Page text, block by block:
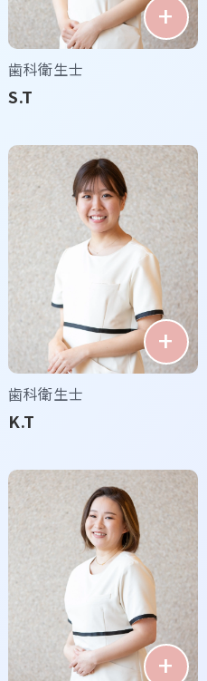
歯科衛生士
S.T
歯科衛生士
K.T